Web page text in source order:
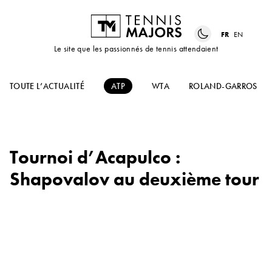
Le site que les passionnés de tennis attendaient
FR EN
TOUTE L’ACTUALITÉ ATP WTA ROLAND-GARROS
Tournoi d’Acapulco :
Shapovalov au deuxième tour